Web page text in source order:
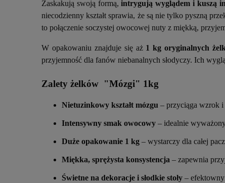
Zaskakują swoją formą,intrygują wyglądem i kuszą
niecodzienny kształt sprawia, że są nie tylko pyszną
to połączenie soczystej owocowej nuty z miękką,
W opakowaniu znajduje się aż 1 kg oryginalnych
przyjemność dla fanów niebanalnych słodyczy. Ich
Zalety żelków "Mózgi" 1kg
Nietuzinkowy kształt mózgu – przyciąga wzrok i
Intensywny smak owocowy – idealnie
Duże opakowanie 1 kg – wystarczy dla całej
Miękka, sprężysta konsystencja – zapewnia
Świetne na dekoracje i słodkie stoły –